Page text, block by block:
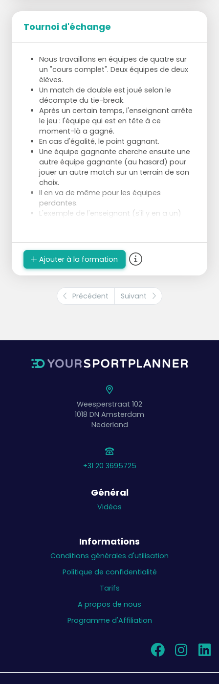
Tournoi d'échange
Nous travaillons en équipes de quatre sur
un "cours complet". Deux équipes de deux
élèves.
Un match de double est joué selon le
décompte du tie-break.
Après un certain temps, l'enseignant arrête
le jeu : l'équipe qui est en tête à ce
moment-là a gagné.
En cas d'égalité, le point gagnant.
Une équipe gagnante cherche ensuite une
autre équipe gagnante (au hasard) pour
jouer un autre match sur un terrain de son
choix.
Il en va de même pour les équipes
perdantes.
L'exemple de l'enseignant (s'il y en a un)
Travail supplémentaire : Les élèves essaient
de choisir une tactique de base délibérée
pour rendre la tâche difficile à l'adversaire.
Le choix d'une tactique de base se fait sur
la base de "ce que l'équipe sait faire" en
combinaison avec "ce que l'adversaire sait
moins faire".
Ajouter à la formation
Précédent Suivant
Weesperstraat 102
1018 DN Amsterdam
Nederland
+31 20 3695725
Général
Vidéos
Informations
Conditions générales d'utilisation
Politique de confidentialité
Tarifs
A propos de nous
Programme d'Affiliation